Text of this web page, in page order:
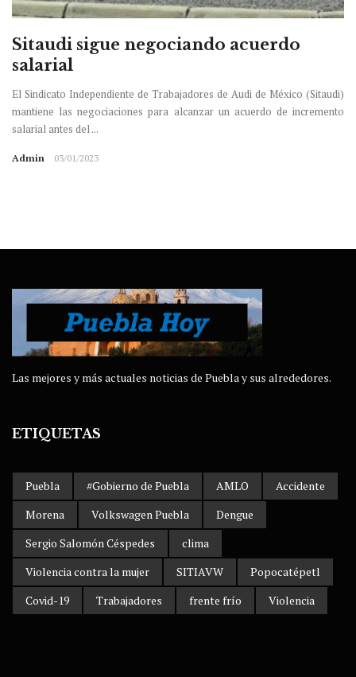
Sitaudi sigue negociando acuerdo
salarial
El Sindicato Independiente de Trabajadores de Audi de México (Sitaudi)
mantiene las negociaciones para alcanzar un acuerdo de incremento
salarial antes del ...
Admin 03/01/2023
Las mejores y más actuales noticias de Puebla y sus alrededores.
ETIQUETAS
Puebla #Gobierno de Puebla AMLO
Accidente
Morena
Volkswagen Puebla
Dengue
Sergio Salomón Céspedes
clima
Violencia contra la mujer
SITIAVW
Popocatépetl
Covid-19
Trabajadores frente frío Violencia